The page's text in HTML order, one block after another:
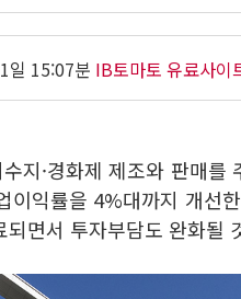
일 15:07분 IB토마토 유료사이
지·경화제 제조와 판매
이익률을 4%대까지 개선
면서 투자부담도 완화될